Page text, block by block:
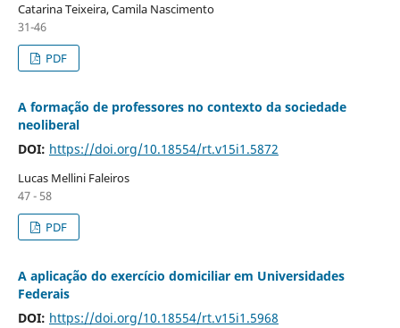
Catarina Teixeira, Camila Nascimento
31-46
PDF
A formação de professores no contexto da sociedade
neoliberal
DOI: https://doi.org/10.18554/rt.v15i1.5872
Lucas Mellini Faleiros
47 - 58
PDF
A aplicação do exercício domiciliar em Universidades
Federais
DOI: https://doi.org/10.18554/rt.v15i1.5968